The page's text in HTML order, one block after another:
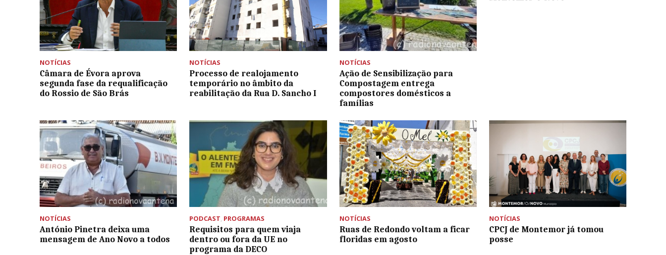
NOTÍCIAS
Câmara de Évora aprova
segunda fase da requalificação
do Rossio de São Brás
NOTÍCIAS
Processo de realojamento
temporário no âmbito da
reabilitação da Rua D. Sancho I
NOTÍCIAS
Ação de Sensibilização para
Compostagem entrega
compostores domésticos a
famílias
NOTÍCIAS
António Pinetra deixa uma
mensagem de Ano Novo a todos
PODCAST, PROGRAMAS
Requisitos para quem viaja
dentro ou fora da UE no
programa da DECO
NOTÍCIAS
Ruas de Redondo voltam a ficar
floridas em agosto
NOTÍCIAS
CPCJ de Montemor já tomou
posse